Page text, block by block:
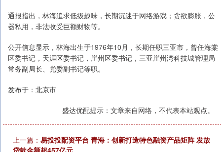
通报指出，林海追求低级趣味，长期沉迷于网络游戏；贪欲膨胀，公
器私用，非法收受巨额财物等。
公开信息显示，林海出生于1976年10月，长期任职三亚市，曾任海棠
区委书记，天涯区委书记，崖州区委书记，三亚崖州湾科技城管理局
常务副局长、党委副书记等职。
发布于：北京市
盛达优配提示：文章来自网络，不代表本站观点。
上一篇： 易投投配资平台 青海：创新打造特色融资产品矩阵 发放
贷款金额超457亿元